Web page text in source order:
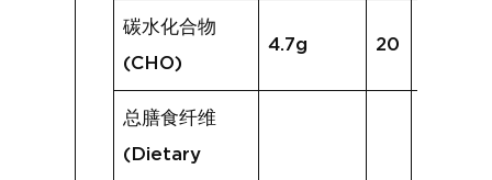
碳水化合物
(CHO)
4.7g 20
总膳食纤维
(Dietary